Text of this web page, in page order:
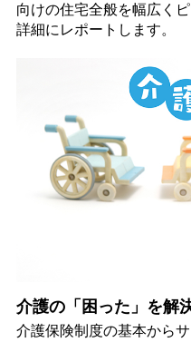
向けの住宅全般を幅広く
詳細にレポートします。
介護の「困った」を解
介護保険制度の基本から